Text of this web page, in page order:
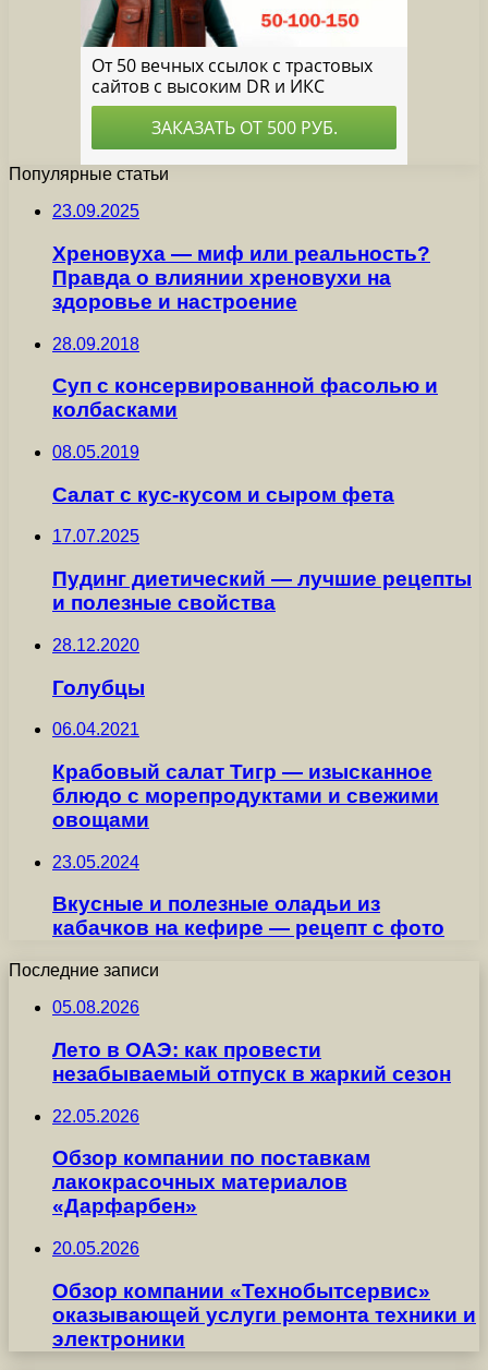
Популярные статьи
23.09.2025
Хреновуха — миф или реальность?
Правда о влиянии хреновухи на
здоровье и настроение
28.09.2018
Суп с консервированной фасолью и
колбасками
08.05.2019
Салат с кус-кусом и сыром фета
17.07.2025
Пудинг диетический — лучшие рецепты
и полезные свойства
28.12.2020
Голубцы
06.04.2021
Крабовый салат Тигр — изысканное
блюдо с морепродуктами и свежими
овощами
23.05.2024
Вкусные и полезные оладьи из
кабачков на кефире — рецепт с фото
Последние записи
05.08.2026
Лето в ОАЭ: как провести
незабываемый отпуск в жаркий сезон
22.05.2026
Обзор компании по поставкам
лакокрасочных материалов
«Дарфарбен»
20.05.2026
Обзор компании «Технобытсервис»
оказывающей услуги ремонта техники и
электроники